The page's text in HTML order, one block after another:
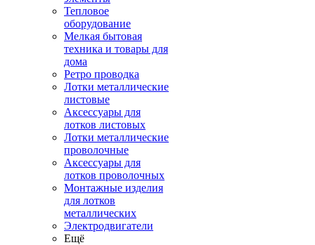
Тепловое
оборудование
Мелкая бытовая
техника и товары для
дома
Ретро проводка
Лотки металлические
листовые
Аксессуары для
лотков листовых
Лотки металлические
проволочные
Аксессуары для
лотков проволочных
Монтажные изделия
для лотков
металлических
Электродвигатели
Ещё